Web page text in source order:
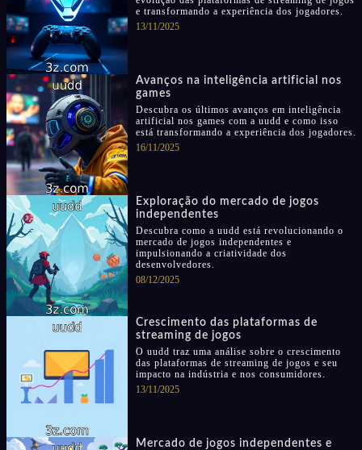
e transformando a experiência dos jogadores.
13/11/2025
Avanços na inteligência artificial nos
games
Descubra os últimos avanços em inteligência
artificial nos games com a uudd e como isso
está transformando a experiência dos jogadores.
16/11/2025
Exploração do mercado de jogos
independentes
Descubra como a uudd está revolucionando o
mercado de jogos independentes e
impulsionando a criatividade dos
desenvolvedores.
08/12/2025
Crescimento das plataformas de
streaming de jogos
O uudd traz uma análise sobre o crescimento
das plataformas de streaming de jogos e seu
impacto na indústria e nos consumidores.
13/11/2025
Mercado de jogos independentes e